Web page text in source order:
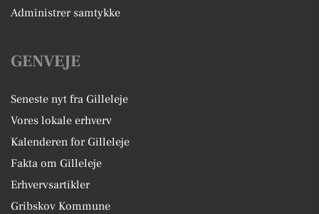
Administrer samtykke
GENVEJE
Seneste nyt fra Gilleleje
Vores lokale erhverv
Kalenderen for Gilleleje
Fakta om Gilleleje
Erhvervsartikler
Gribskov Kommune